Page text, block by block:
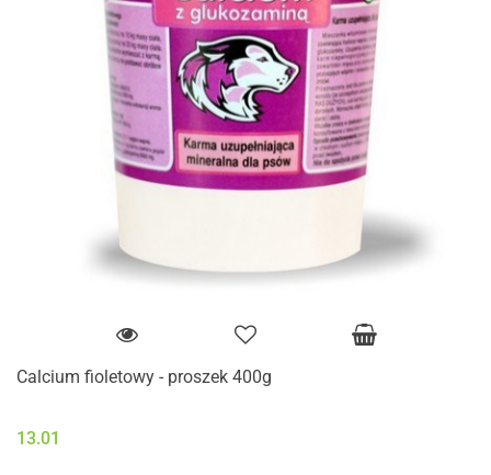
Calcium fioletowy - proszek 400g
13.01